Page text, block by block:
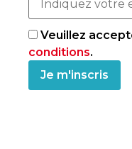
Veuillez
conditions.